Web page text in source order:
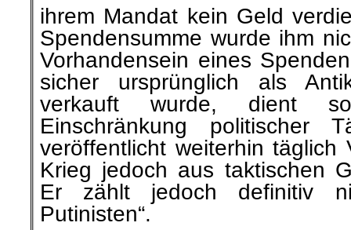
ihrem Mandat kein Geld
Spendensumme wurde ihm
Vorhandensein eines
sicher ursprünglich als
verkauft wurde, dient
Einschränkung politischer
veröffentlicht weiterhin
Krieg jedoch aus taktischen
Er zählt jedoch definitiv
Putinisten“.